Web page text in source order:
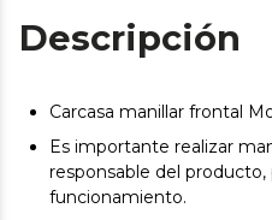
Descripción
Carcasa manillar frontal
Es importante realizar
responsable del
funcionamiento.